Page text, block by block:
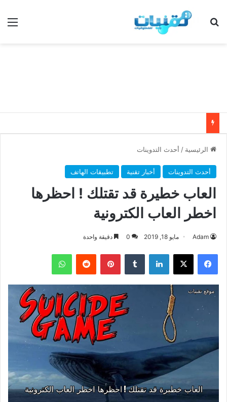
بحث عن
الرئيسية / أحدث التدوينات
أحدث التدوينات أخبار تقنية تطبيقات الهاتف
العاب خطيرة قد تقتلك ! احظرها
اخطر العاب الكترونية
Adam مايو 18, 2019 0 دقيقة واحدة
فيسبوك ‫X لينكدإن بينتيريست واتساب